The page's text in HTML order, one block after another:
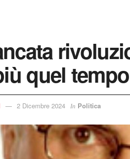
quel
2 Dicembre 2024 In Politica